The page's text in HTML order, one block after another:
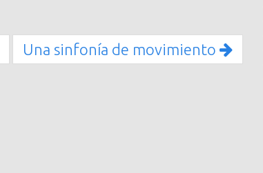
Una sinfonía de movimiento